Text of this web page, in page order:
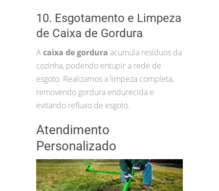
10. Esgotamento e Limpeza
de Caixa de Gordura
Acaixa de gordura acumula resíduos da
cozinha, podendo entupir a rede de
esgoto. Realizamos a limpeza completa,
removendo gordura endurecida e
evitando refluxo de esgoto.
Atendimento
Personalizado